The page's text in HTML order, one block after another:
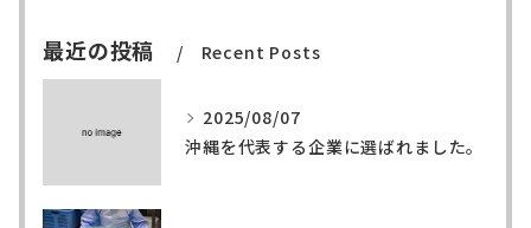
最近の投稿 Recent Posts
2025/08/07
沖縄を代表する企業に選ばれました。